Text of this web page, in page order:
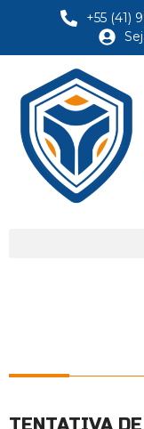
+55 (41)